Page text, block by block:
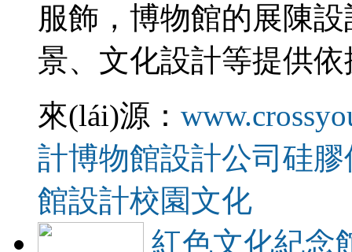
服飾，博物館的展
景、文化設計等提供
來(lái)源：
計博物館設計公司 硅膠
館設計校園文化
紅色文化紀念